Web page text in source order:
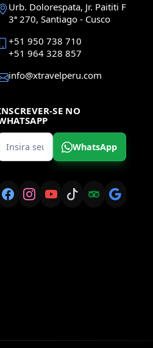
Urb. Dolorespata, Jr. Paititi F
3ª 270, Santiago - Cusco
+51 950 738 710
+51 964 328 857
info@xtravelperu.com
SE NO
WhatsApp